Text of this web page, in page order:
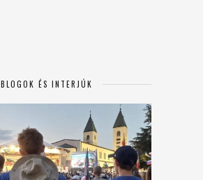
BLOGOK ÉS INTERJÚK